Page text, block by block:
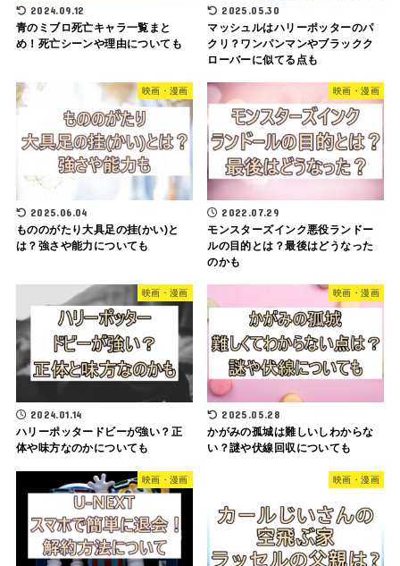
2024.09.12
青のミブロ死亡キャラ一覧まと
め！死亡シーンや理由についても
2025.05.30
マッシュルはハリーポッターのパ
クリ？ワンパンマンやブラックク
ローバーに似てる点も
映画・漫画
2025.06.04
もののがたり大具足の挂(かい)と
は？強さや能力についても
映画・漫画
2022.07.29
モンスターズインク悪役ランドー
ルの目的とは？最後はどうなった
のかも
映画・漫画
2024.01.14
ハリーポッタードビーが強い？正
体や味方なのかについても
映画・漫画
2025.05.28
かがみの孤城は難しいしわからな
い？謎や伏線回収についても
映画・漫画 映画・漫画